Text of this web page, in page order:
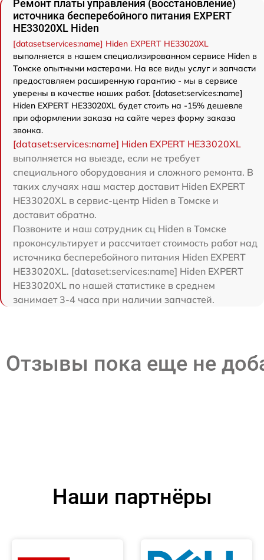
Ремонт платы управления (восстановление)
источника бесперебойного питания EXPERT
HE33020XL Hiden
[dataset:services:name] Hiden EXPERT HE33020XL
выполняется в нашем специализированном сервисе Hiden в
Томске опытными мастерами. На все виды услуг и запчасти
предоставляем расширенную гарантию - мы в сервисе
уверены в качестве наших работ. [dataset:services:name]
Hiden EXPERT HE33020XL будет стоить на -15% дешевле
при оформлении заказа на сайте через форму заказа
звонка.
[dataset:services:name] Hiden EXPERT HE33020XL
выполняется на выезде, если не требует
специального оборудования и сложного ремонта. В
таких случаях наш мастер доставит Hiden EXPERT
HE33020XL в сервис-центр Hiden в Томске и
доставит обратно.
Позвоните и наш сотрудник сц Hiden в Томске
проконсультирует и рассчитает стоимость работ над
источника бесперебойного питания Hiden EXPERT
HE33020XL. [dataset:services:name] Hiden EXPERT
HE33020XL по нашей статистике в среднем
занимает 3-4 часа при наличии запчастей.
Отзывы пока еще не
Наши партнёры